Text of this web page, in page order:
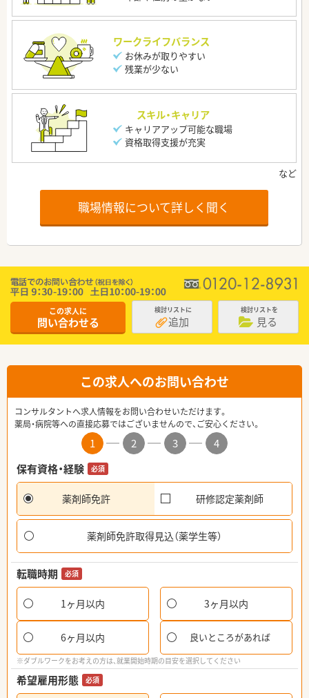
ワークライフバランス
お休みが取りやすい
残業が少ない
スキル・キャリア
キャリアアップ可能な職場
資格取得支援が充実
職場情報について詳しく聞く
この求人に
問い合わせる
検討リストに
追加
検討リストを
見る
この求人へのお問い合わせ
コンサルタントへ求人情報をお問い合わせいただけます。
薬局・病院等への直接応募ではございませんので、ご安心ください。
1 2 3
4
保有資格・経験
必須
薬剤師免許 研修認定薬剤師
薬剤師免許取得見込（薬学生等）
転職時期 必須
1ヶ月以内 3ヶ月以内
6ヶ月以内 良いところがあれば
※ダブルワークをお考えの方は、就業開始時期の目安を選択してください
希望雇用形態 必須